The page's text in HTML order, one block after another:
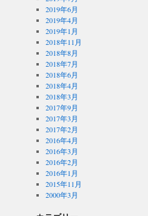
2019年6月
2019年4月
2019年1月
2018年11月
2018年8月
2018年7月
2018年6月
2018年4月
2018年3月
2017年9月
2017年3月
2017年2月
2016年4月
2016年3月
2016年2月
2016年1月
2015年11月
2000年3月